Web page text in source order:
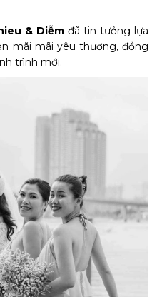
& Diễm đã tin tưởng lựa
mãi mãi yêu thương, đồng
trình mới.